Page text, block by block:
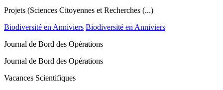
Projets (Sciences Citoyennes et Recherches (...)
Biodiversité en Anniviers Biodiversité en Anniviers
Journal de Bord des Opérations
Journal de Bord des Opérations
Vacances Scientifiques